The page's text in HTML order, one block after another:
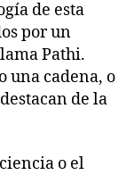
de esta
por un
Pathi.
una cadena, o
de la
o el